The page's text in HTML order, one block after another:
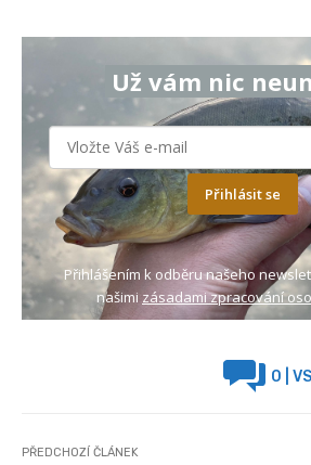
Už vám nic
Přihlásit se
Přihlášením k odběru našeho
našimi zásadami zpracování
0 |
PŘEDCHOZÍ ČLÁNEK